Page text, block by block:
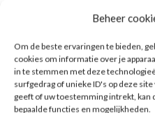
Beheer
Om de beste ervaringen te bieden,
cookies om informatie over je
in te stemmen met deze
surfgedrag of unieke ID's op deze
geeft of uw toestemming intrekt, kan
bepaalde functies en mogelijkheden.